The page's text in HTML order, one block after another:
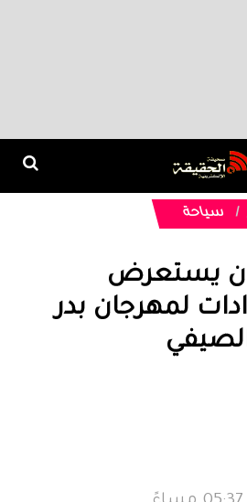
سياحة
يستعرض
لمهرجان بدر